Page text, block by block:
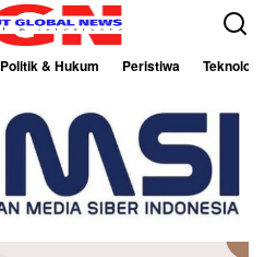
Politik & Hukum Peristiwa Teknologi